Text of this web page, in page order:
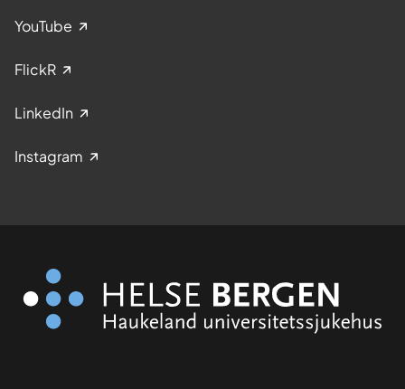
YouTube
FlickR
LinkedIn
Instagram